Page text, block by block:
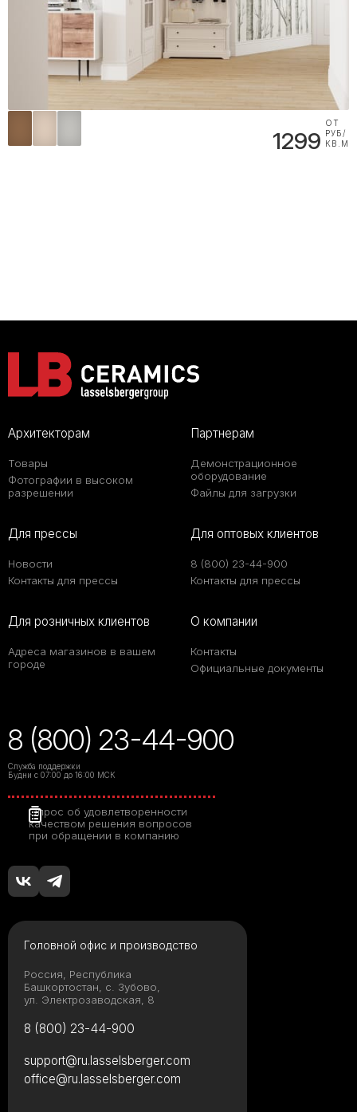
1299
ОТ
РУБ/
КВ.М
Архитекторам
Товары
Фотографии в высоком
разрешении
Партнерам
Демонстрационное
оборудование
Файлы для загрузки
Для прессы
Новости
Контакты для прессы
Для оптовых клиентов
8 (800) 23-44-900
Контакты для прессы
Для розничных клиентов
Адреса магазинов в вашем
городе
О компании
Контакты
Официальные документы
8 (800) 23-44-900
Служба поддержки
Будни с 07:00 до 16:00 МСК
Опрос об удовлетворенности
качеством решения вопросов
при обращении в компанию
Головной офис и производство
Россия, Республика
Башкортостан, с. Зубово,
ул. Электрозаводская, 8
8 (800) 23-44-900
support@ru.lasselsberger.com
office@ru.lasselsberger.com